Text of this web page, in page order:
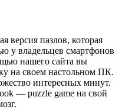
версия пазлов, которая
у владельцев смартфонов
нашего сайта вы
на своем настольном ПК.
интересных минут.
— puzzle game на свой